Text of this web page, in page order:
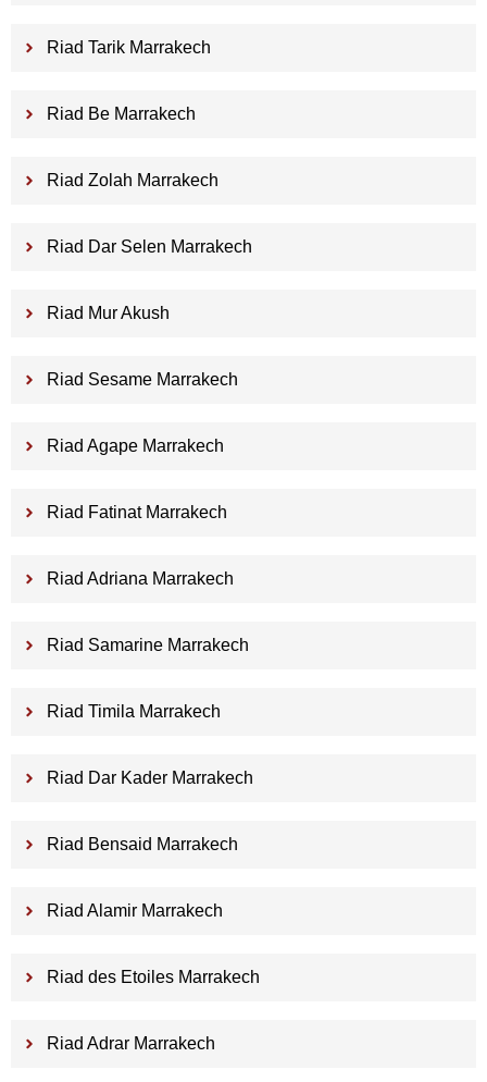
Riad Tarik Marrakech
Riad Be Marrakech
Riad Zolah Marrakech
Riad Dar Selen Marrakech
Riad Mur Akush
Riad Sesame Marrakech
Riad Agape Marrakech
Riad Fatinat Marrakech
Riad Adriana Marrakech
Riad Samarine Marrakech
Riad Timila Marrakech
Riad Dar Kader Marrakech
Riad Bensaid Marrakech
Riad Alamir Marrakech
Riad des Etoiles Marrakech
Riad Adrar Marrakech